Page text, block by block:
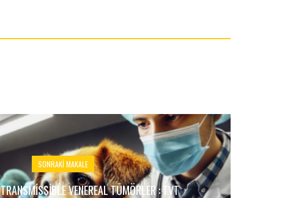
SONRAKI MAKALE
VENEREAL TÜMÖRLER : TVT